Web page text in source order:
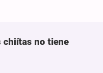
chiítas no tiene